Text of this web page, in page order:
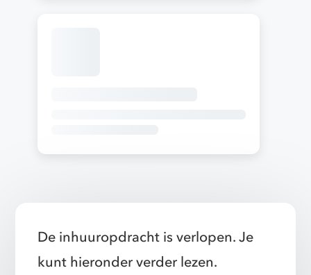
De inhuuropdracht is verlopen. Je
kunt hieronder verder lezen.